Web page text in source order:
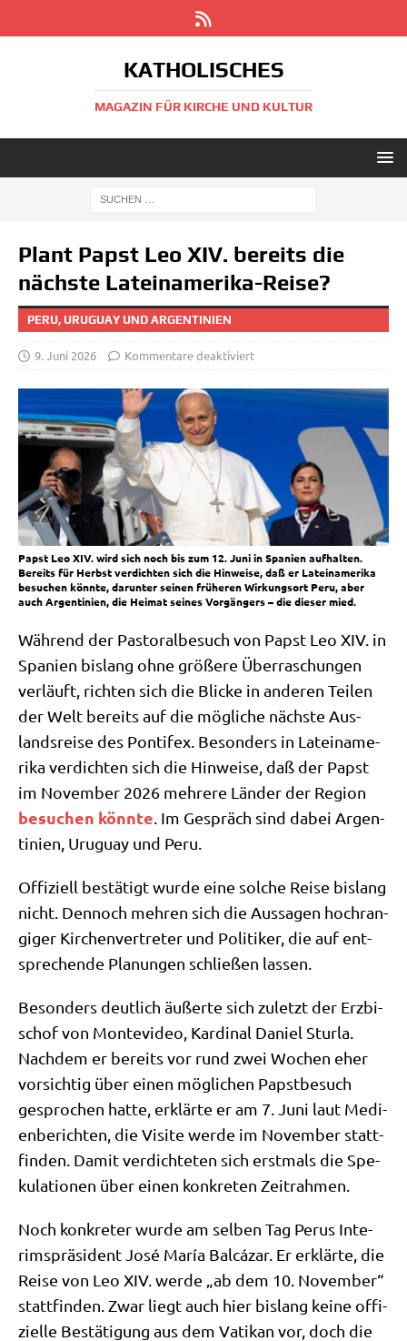
KATHOLISCHES
MAGAZIN FÜR KIRCHE UND KULTUR
Plant Papst Leo XIV. bereits die
nächste Lateinamerika-Reise?
PERU, URUGUAY UND ARGENTINIEN
9. Juni 2026 Kommentare deaktiviert
Papst Leo XIV. wird sich noch bis zum 12. Juni in Spanien aufhalten.
Bereits für Herbst verdichten sich die Hinweise, daß er Lateinamerika
besuchen könnte, darunter seinen früheren Wirkungsort Peru, aber
auch Argentinien, die Heimat seines Vorgängers – die dieser mied.
Wäh­rend der Pasto­ral­be­such von Papst Leo XIV. in
Spa­ni­en bis­lang ohne grö­ße­re Über­ra­schun­gen
ver­läuft, rich­ten sich die Blicke in ande­ren Tei­len
der Welt bereits auf die mög­li­che näch­ste Aus­
lands­rei­se des Pon­ti­fex. Beson­ders in Latein­ame­
ri­ka ver­dich­ten sich die Hin­wei­se, daß der Papst
im Novem­ber 2026 meh­re­re Län­der der Regi­on
besu­chen könn­te. Im Gespräch sind dabei Argen­
ti­ni­en, Uru­gu­ay und Peru.
Offi­zi­ell bestä­tigt wur­de eine sol­che Rei­se bis­lang
nicht. Den­noch meh­ren sich die Aus­sa­gen hoch­ran­
gi­ger Kir­chen­ver­tre­ter und Poli­ti­ker, die auf ent­
spre­chen­de Pla­nun­gen schlie­ßen lassen.
Beson­ders deut­lich äußer­te sich zuletzt der Erz­bi­
schof von Mon­te­vi­deo, Kar­di­nal Dani­el Stur­la.
Nach­dem er bereits vor rund zwei Wochen eher
vor­sich­tig über einen mög­li­chen Papst­be­such
gespro­chen hat­te, erklär­te er am 7. Juni laut Medi­
en­be­rich­ten, die Visi­te wer­de im Novem­ber statt­
fin­den. Damit ver­dich­te­ten sich erst­mals die Spe­
ku­la­tio­nen über einen kon­kre­ten Zeitrahmen.
Noch kon­kre­ter wur­de am sel­ben Tag Perus Inte­
rims­prä­si­dent José María Bal­cá­zar. Er erklär­te, die
Rei­se von Leo XIV. wer­de „ab dem 10. Novem­ber“
statt­fin­den. Zwar liegt auch hier bis­lang kei­ne offi­
zi­el­le Bestä­ti­gung aus dem Vati­kan vor, doch die